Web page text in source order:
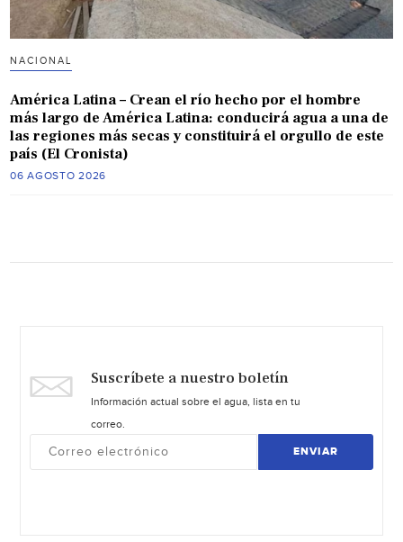
NACIONAL
América Latina – Crean el río hecho por el hombre
más largo de América Latina: conducirá agua a una de
las regiones más secas y constituirá el orgullo de este
país (El Cronista)
06 AGOSTO 2026
Suscríbete a nuestro boletín
Información actual sobre el agua, lista en tu
correo.
ENVIAR